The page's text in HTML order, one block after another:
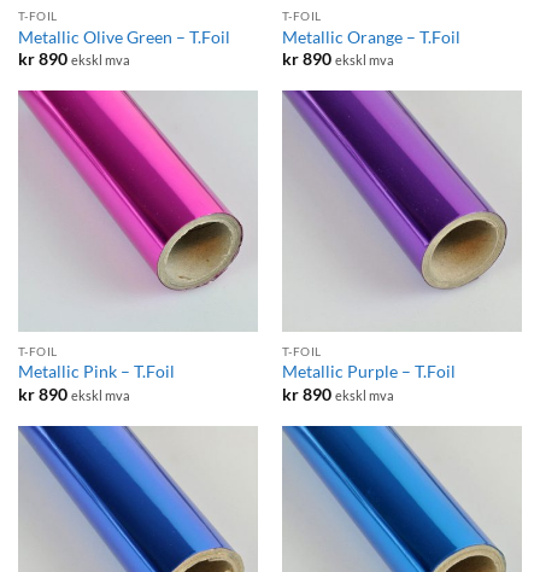
T-FOIL
Metallic Olive Green – T.Foil
kr890 ekskl mva
T-FOIL
Metallic Orange – T.Foil
kr890 ekskl mva
T-FOIL
Metallic Pink – T.Foil
kr890 ekskl mva
T-FOIL
Metallic Purple – T.Foil
kr890 ekskl mva